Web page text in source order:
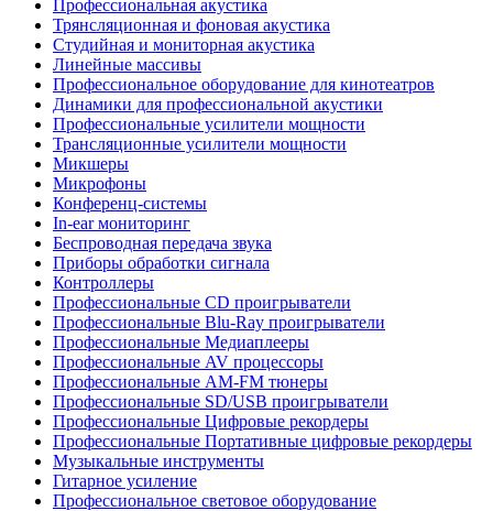
Профессиональная акустика
Трянсляционная и фоновая акустика
Студийная и мониторная акустика
Линейные массивы
Профессиональное оборудование для кинотеатров
Динамики для профессиональной акустики
Профессиональные усилители мощности
Трансляционные усилители мощности
Микшеры
Микрофоны
Конференц-системы
In-ear мониторинг
Беспроводная передача звука
Приборы обработки сигнала
Контроллеры
Профессиональные СD проигрыватели
Профессиональные Blu-Ray проигрыватели
Профессиональные Медиаплееры
Профессиональные AV процессоры
Профессиональные AM-FM тюнеры
Профессиональные SD/USB проигрыватели
Профессиональные Цифровые рекордеры
Профессиональные Портативные цифровые рекордеры
Музыкальные инструменты
Гитарное усиление
Профессиональное световое оборудование